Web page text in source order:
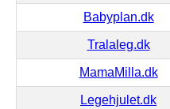
Babyplan.dk
Tralaleg.dk
MamaMilla.dk
Legehjulet.dk